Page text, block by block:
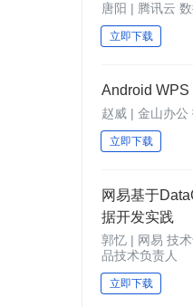
唐阳 | 腾讯云
立即下载
Android
赵威 | 金山办公
立即下载
网易基于
据开发实践
郭忆 | 网易 技
品技术负责人
立即下载